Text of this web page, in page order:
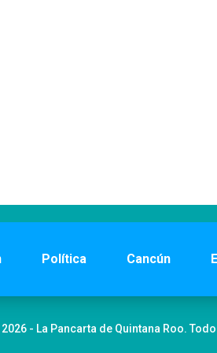
Política Cancún
- La Pancarta de Quintana Roo.